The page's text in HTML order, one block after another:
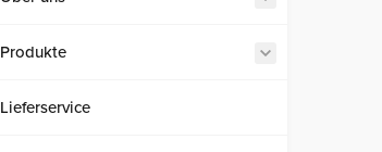
Produkte
Lieferservice